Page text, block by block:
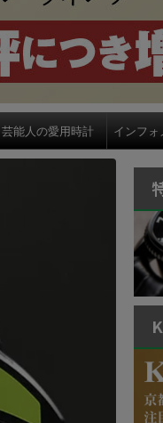
芸能人の愛用時計 インフォ